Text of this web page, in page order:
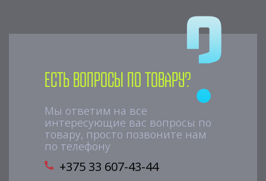
Есть вопросы по товару?
Мы ответим на все
интересующие вас вопросы по
товару, просто позвоните нам
по телефону
+375 33 607-43-44